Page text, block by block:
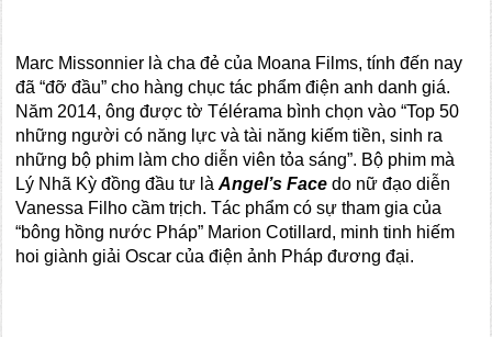
Marc Missonnier là cha đẻ của Moana Films, tính đến nay
đã “đỡ đầu” cho hàng chục tác phẩm điện anh danh giá.
Năm 2014, ông được tờ Télérama bình chọn vào “Top 50
những người có năng lực và tài năng kiếm tiền, sinh ra
những bộ phim làm cho diễn viên tỏa sáng”. Bộ phim mà
Lý Nhã Kỳ đồng đầu tư làAngel’s Face do nữ đạo diễn
Vanessa Filho cầm trịch. Tác phẩm có sự tham gia của
“bông hồng nước Pháp” Marion Cotillard, minh tinh hiếm
hoi giành giải Oscar của điện ảnh Pháp đương đại.